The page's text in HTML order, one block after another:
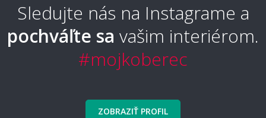
Sledujte nás na Instagrame a
pochváľte sa vašim interiérom.
#mojkoberec
ZOBRAZIŤ PROFIL